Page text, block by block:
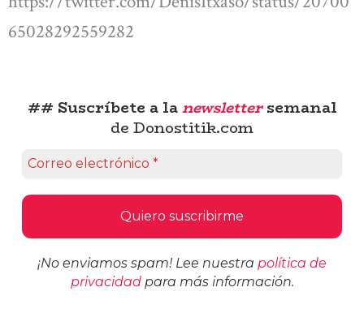
65028292559282
## Suscríbete a lanewslettersemanal
de Donostitik.com
¡No enviamos spam! Lee nuestra política de
privacidadpara más información.